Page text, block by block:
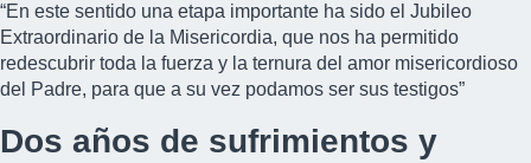
“En este sentido una etapa importante ha sido el Jubileo
Extraordinario de la Misericordia, que nos ha permitido
redescubrir toda la fuerza y la ternura del amor misericordioso
del Padre, para que a su vez podamos ser sus testigos”
Dos años de sufrimientos y